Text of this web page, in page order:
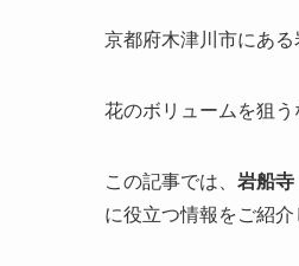
京都府木津川市にある
花のボリュームを狙
この記事では、 岩船寺
に役立つ情報をご紹介